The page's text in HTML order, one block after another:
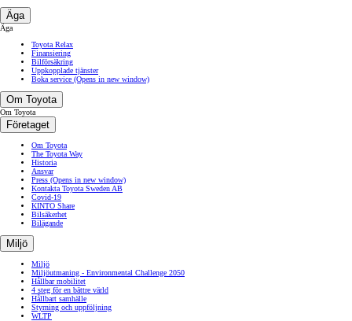
Äga
Äga
Toyota Relax
Finansiering
Bilförsäkring
Uppkopplade tjänster
Boka service (Opens in new window)
Om Toyota
Om Toyota
Företaget
Om Toyota
The Toyota Way
Historia
Ansvar
Press (Opens in new window)
Kontakta Toyota Sweden AB
Covid-19
KINTO Share
Bilsäkerhet
Bilägande
Miljö
Miljö
Miljöutmaning - Environmental Challenge 2050
Hållbar mobilitet
4 steg för en bättre värld
Hållbart samhälle
Styrning och uppföljning
WLTP